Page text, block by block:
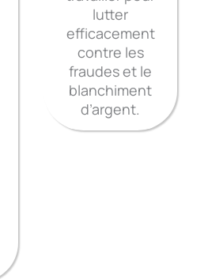
lutter
efficacement
contre les
fraudes et le
blanchiment
d’argent.